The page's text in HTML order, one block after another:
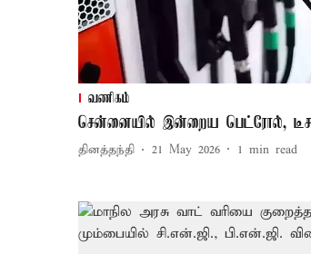
வணிகம்
சென்னையில் இன்றைய பெட்ரோல்,
தினத்தந்தி 21 May 2026 1 min read